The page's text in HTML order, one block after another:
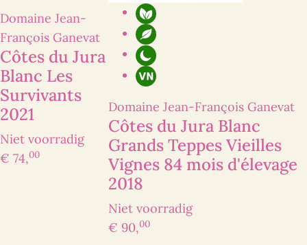
Domaine Jean-
François Ganevat
Côtes du Jura
Blanc Les
Survivants
2021
Niet voorradig
€ 74,00
Domaine Jean-François Ganevat
Côtes du Jura Blanc
Grands Teppes Vieilles
Vignes 84 mois d'élevage
2018
Niet voorradig
€ 90,00